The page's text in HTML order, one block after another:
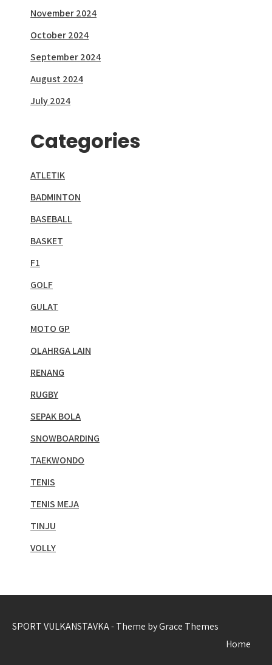
November 2024
October 2024
September 2024
August 2024
July 2024
Categories
ATLETIK
BADMINTON
BASEBALL
BASKET
F1
GOLF
GULAT
MOTO GP
OLAHRGA LAIN
RENANG
RUGBY
SEPAK BOLA
SNOWBOARDING
TAEKWONDO
TENIS
TENIS MEJA
TINJU
VOLLY
SPORT VULKANSTAVKA - Theme by Grace Themes
Home